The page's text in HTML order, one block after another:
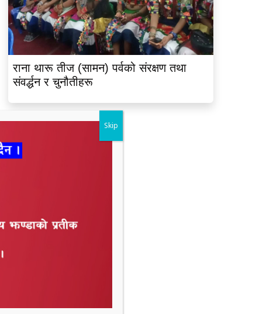
राना थारू तीज (सामन) पर्वको संरक्षण तथा
संवर्द्धन र चुनौतीहरू
Skip